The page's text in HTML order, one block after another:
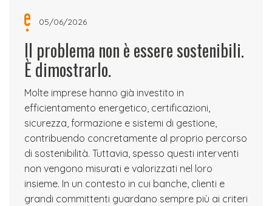
05/06/2026
Il problema non è essere sostenibili.
È dimostrarlo.
Molte imprese hanno già investito in
efficientamento energetico, certificazioni,
sicurezza, formazione e sistemi di gestione,
contribuendo concretamente al proprio percorso
di sostenibilità. Tuttavia, spesso questi interventi
non vengono misurati e valorizzati nel loro
insieme. In un contesto in cui banche, clienti e
grandi committenti guardano sempre più ai criteri